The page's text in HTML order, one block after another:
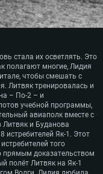
стала их осветлять. Это
полагают многие, Лидия
чтобы смешать с
Литвяк тренировалась и
– По-2 – и
учебной программы,
авиаполк вместе с
Литвяк и Буданова
истребителей Як-1. Этот
того
прямым доказательством
полёт Литвяк на Як-1